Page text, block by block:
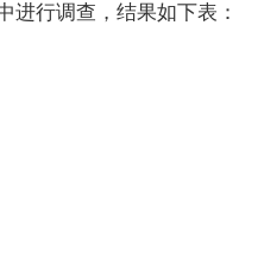
进行调查，结果如下表：